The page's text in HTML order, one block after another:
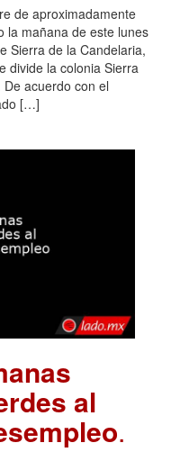
de aproximadamente
la mañana de este lunes
Sierra de la Candelaria,
divide la colonia Sierra
acuerdo con el
[…]
al
.